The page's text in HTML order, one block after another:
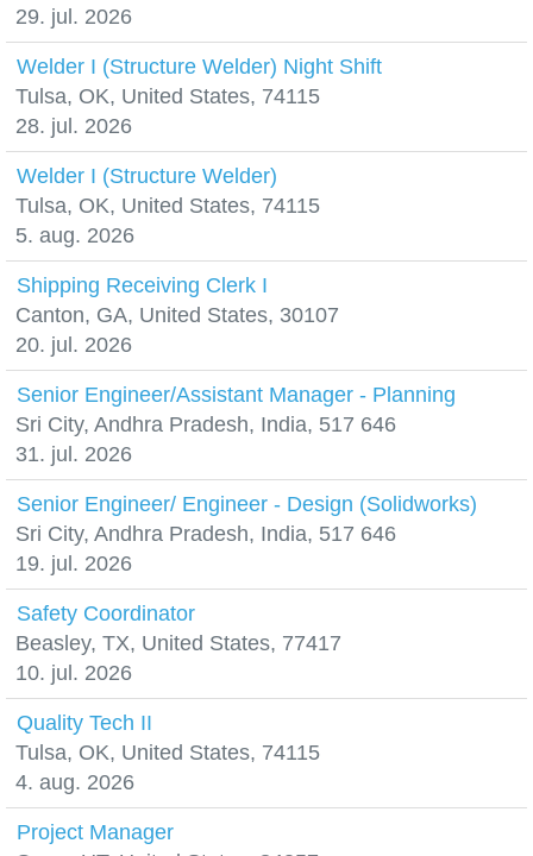
29. jul. 2026
Welder I (Structure Welder) Night Shift
Tulsa, OK, United States, 74115
28. jul. 2026
Welder I (Structure Welder)
Tulsa, OK, United States, 74115
5. aug. 2026
Shipping Receiving Clerk I
Canton, GA, United States, 30107
20. jul. 2026
Senior Engineer/Assistant Manager - Planning
Sri City, Andhra Pradesh, India, 517 646
31. jul. 2026
Senior Engineer/ Engineer - Design (Solidworks)
Sri City, Andhra Pradesh, India, 517 646
19. jul. 2026
Safety Coordinator
Beasley, TX, United States, 77417
10. jul. 2026
Quality Tech II
Tulsa, OK, United States, 74115
4. aug. 2026
Project Manager